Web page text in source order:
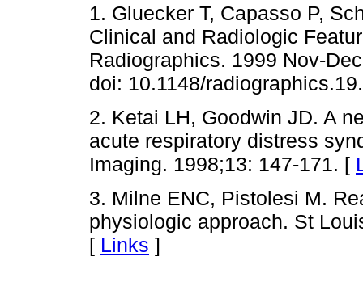
1. Gluecker T, Capasso P,
Clinical and Radiologic
Radiographics. 1999 Nov-
doi: 10.1148/
2. Ketai LH, Goodwin JD. A
acute respiratory distress
Imaging. 1998;13: 147-171. [
3. Milne ENC, Pistolesi M.
physiologic approach. St
[ Links ]